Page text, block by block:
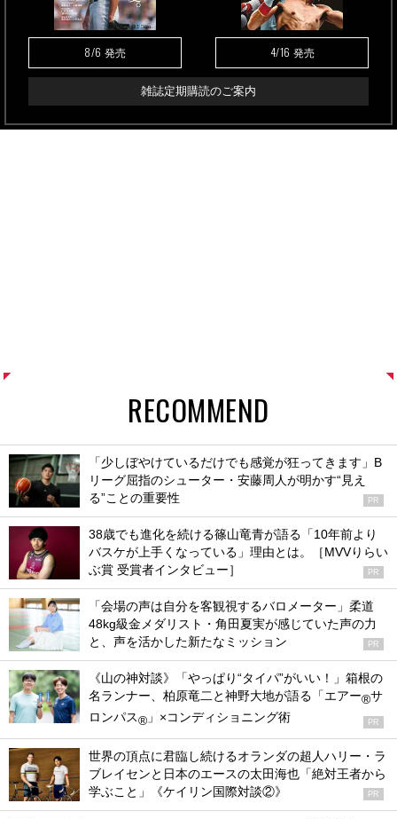
8/6 発売 4/16 発売
雑誌定期購読のご案内
RECOMMEND
「少しぼやけているだけでも感覚が狂ってきます」B
リーグ屈指のシューター・安藤周人が明かす“見え
る”ことの重要性
PR
38歳でも進化を続ける篠山竜青が語る「10年前より
バスケが上手くなっている」理由とは。［MVVりらい
ぶ賞 受賞者インタビュー］
PR
「会場の声は自分を客観視するバロメーター」柔道
48kg級金メダリスト・角田夏実が感じていた声の力
と、声を活かした新たなミッション
PR
《山の神対談》「やっぱり“タイパ”がいい！」箱根の
名ランナー、柏原竜二と神野大地が語る「エアー®サ
ロンパス® 」×コンディショニング術 PR
世界の頂点に君臨し続けるオランダの超人ハリー・ラ
ブレイセンと日本のエースの太田海也「絶対王者から
学ぶこと」《ケイリン国際対談②》
PR